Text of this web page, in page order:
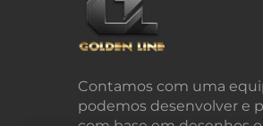
Contamos com uma
podemos desenvolver e